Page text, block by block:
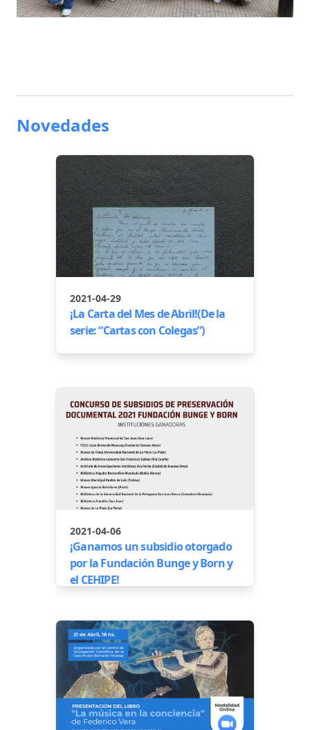
Novedades
2021-04-29
¡La Carta del Mes de Abril!(De la
serie: “Cartas con Colegas”)
2021-04-06
¡Ganamos un subsidio otorgado
por la Fundación Bunge y Born y
el CEHIPE!